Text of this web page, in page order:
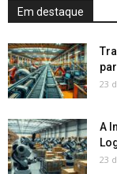
Em destaque
23
A
23